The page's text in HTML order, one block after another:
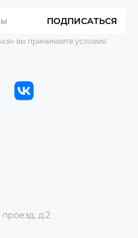
ПОДПИСАТЬСЯ
вы принимаете условия
д.2